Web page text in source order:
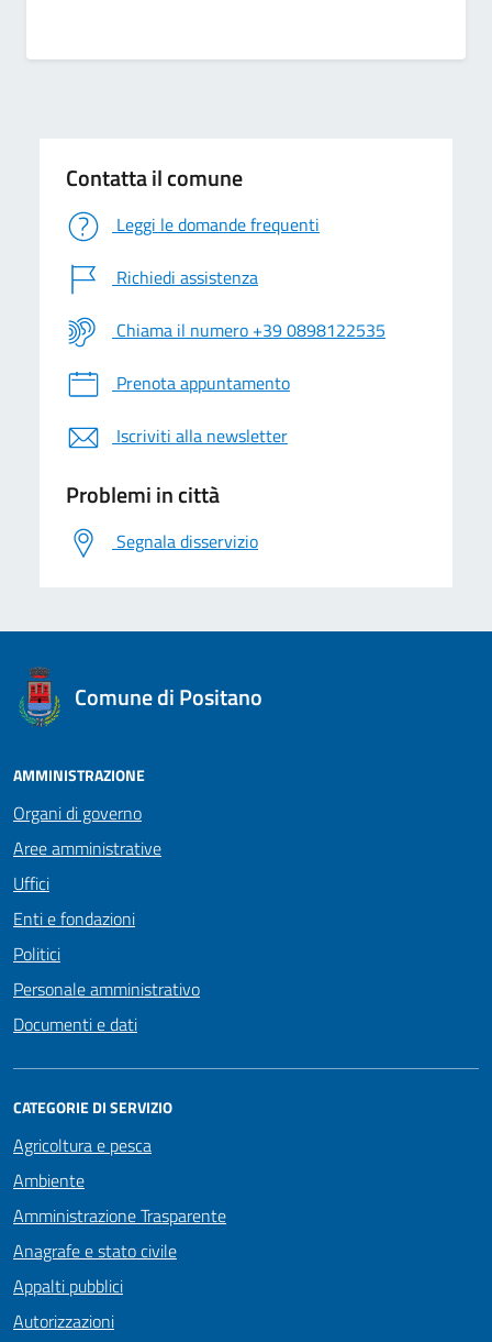
Contatta il comune
Leggi le domande frequenti
Richiedi assistenza
Chiama il numero +39 0898122535
Prenota appuntamento
Iscriviti alla newsletter
Problemi in città
Segnala disservizio
logo Unione Europea
Comune di Positano
AMMINISTRAZIONE
Organi di governo
Aree amministrative
Uffici
Enti e fondazioni
Politici
Personale amministrativo
Documenti e dati
CATEGORIE DI SERVIZIO
Agricoltura e pesca
Ambiente
Amministrazione Trasparente
Anagrafe e stato civile
Appalti pubblici
Autorizzazioni